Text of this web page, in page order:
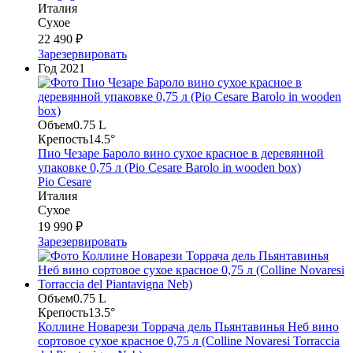
Италия
Сухое
22 490 ₽
Зарезервировать
Год 2021
Объем0.75 L
Крепость14.5°
Пио Чезаре Бароло вино сухое красное в деревянной
упаковке 0,75 л (Pio Cesare Barolo in wooden box)
Pio Cesare
Италия
Сухое
19 990 ₽
Зарезервировать
Объем0.75 L
Крепость13.5°
Коллине Новарези Торрача дель Пьянтавинья Неб вино
сортовое сухое красное 0,75 л (Colline Novaresi Torraccia